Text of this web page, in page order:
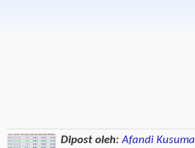
Dipost oleh: Afandi Kusuma